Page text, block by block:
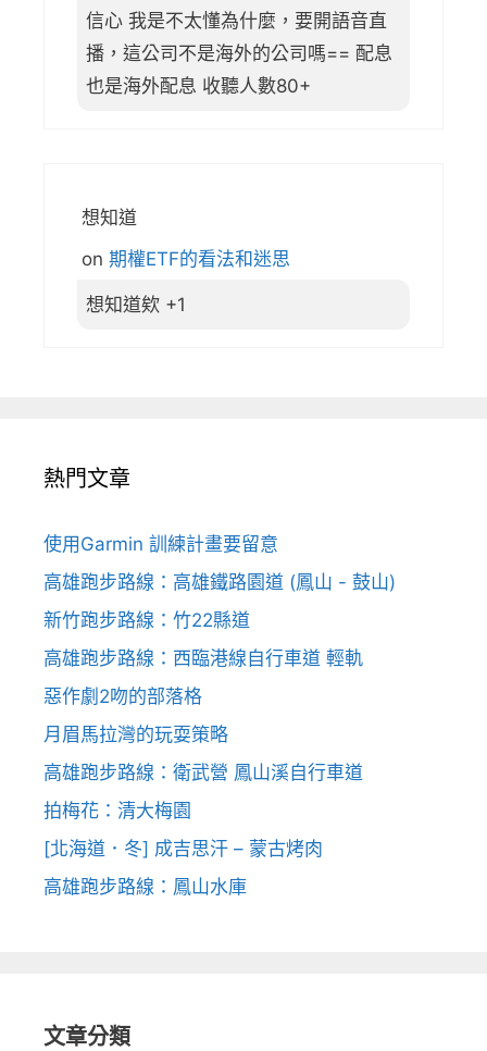
信心 我是不太懂為什麼，要開語音直
播，這公司不是海外的公司嗎== 配息
也是海外配息 收聽人數80+
想知道
on 期權ETF的看法和迷思
想知道欸 +1
熱門文章
使用Garmin 訓練計畫要留意
高雄跑步路線：高雄鐵路園道 (鳳山 - 鼓山)
新竹跑步路線：竹22縣道
高雄跑步路線：西臨港線自行車道 輕軌
惡作劇2吻的部落格
月眉馬拉灣的玩耍策略
高雄跑步路線：衛武營 鳳山溪自行車道
拍梅花：清大梅園
[北海道．冬] 成吉思汗 – 蒙古烤肉
高雄跑步路線：鳳山水庫
文章分類